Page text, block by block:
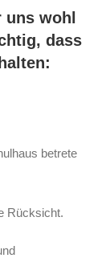
wohl
dass
betrete
Rücksicht.